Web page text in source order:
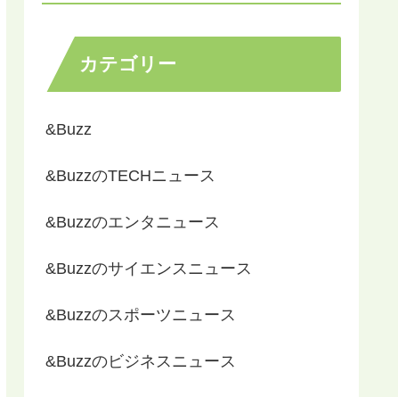
カテゴリー
&Buzz
&BuzzのTECHニュース
&Buzzのエンタニュース
&Buzzのサイエンスニュース
&Buzzのスポーツニュース
&Buzzのビジネスニュース